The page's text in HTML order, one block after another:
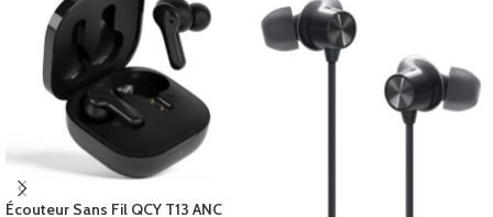
Écouteur Sans Fil QCY T13 ANC